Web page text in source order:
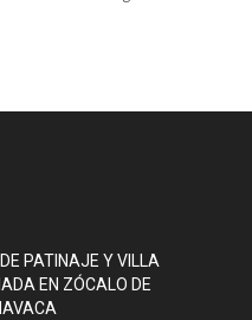
PATINAJE Y VILLA
EN ZÓCALO DE